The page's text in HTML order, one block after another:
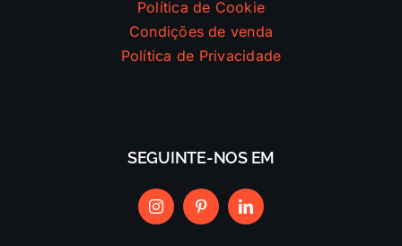
Política de Cookie
Condições de venda
Política de Privacidade
SEGUINTE-NOS EM